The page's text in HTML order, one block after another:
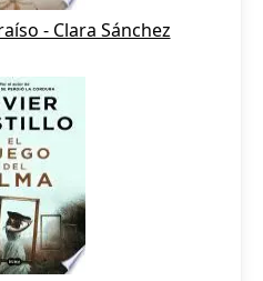
- Clara Sánchez